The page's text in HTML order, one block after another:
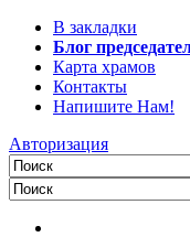
В закладки
Блог
Карта храмов
Контакты
Напишите Нам!
Авторизация